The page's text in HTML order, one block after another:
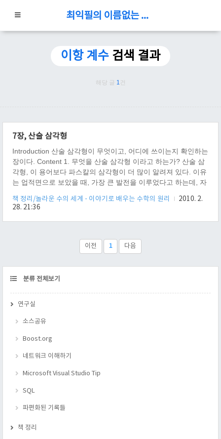
최익필의 이름없는 블로그
이항 계수 검색 결과
해당 글 1 건
7장, 산술 삼각형
Introduction 산술 삼각형이 무엇이고, 어디에 쓰이는지 확인하는
장이다. Content 1. 무엇을 산술 삼각형 이라고 하는가? 산술 삼
각형, 이 용어보다 파스칼의 삼각형이 더 많이 알려져 있다. 이유
는 업적면으로 보았을 때, 가장 큰 발전을 이루었다고 하는데, 자
에서 이항계수를 삼각형 모양으로 기하학적 형태로 배열한 것이
인지 몰라 검색해 보면, 이항계수란 순서 없는 경우의 수를 뜻한
다. 어떻게 이것을 숫자로 표시 할 수 있었는지, 참 대단하다. 난
이러한 규칙을 수학적 공식으로 바꿀 수 있는 능력이 없다. ..
책 정리/놀라운 수의 세계 - 이야기로 배우는 수학의 원리
2010. 2.
28. 21:36
이전 1 다음
CATEGORY
분류 전체보기
연구실
소스공유
Boost.org
네트워크 이해하기
Microsoft Visual Studio Tip
SQL
파편화된 기록들
책 정리